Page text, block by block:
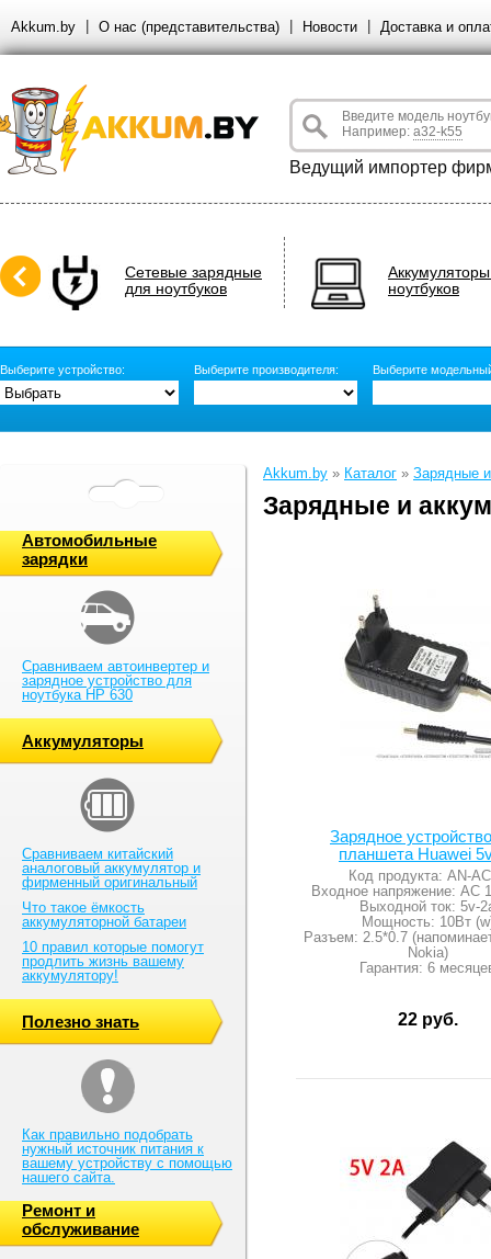
Akkum.by О нас (представительства) Новости Доставка и
Введите модель
Например: a32-k55
Ведущий импортер
Сетевые зарядные
для ноутбуков
ноутбуков
Выберите устройство: Выберите производителя: Выберите
Автомобильные
зарядки
Сравниваем автоинвертер и
зарядное устройство для
ноутбука HP 630
Аккумуляторы
Сравниваем китайский
аналоговый аккумулятор и
фирменный оригинальный
Что такое ёмкость
аккумуляторной батареи
10 правил которые помогут
продлить жизнь вашему
аккумулятору!
Полезно знать
Как правильно подобрать
нужный источник питания к
вашему устройству с помощью
нашего сайта.
Ремонт и
обслуживание
Akkum.by » Каталог » Зарядные
Зарядные и
Зарядное
планшета Huawei
Код продукта: AN-
Входное напряжение: AC
Выходной ток: 5v-
Мощность: 10Вт
Разъем: 2.5*0.7
Nokia)
Гарантия: 6
22 руб.